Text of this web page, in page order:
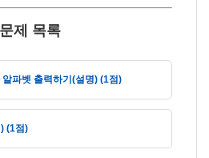
문제 목록
파벳 출력하기(설명) (1점)
(1점)